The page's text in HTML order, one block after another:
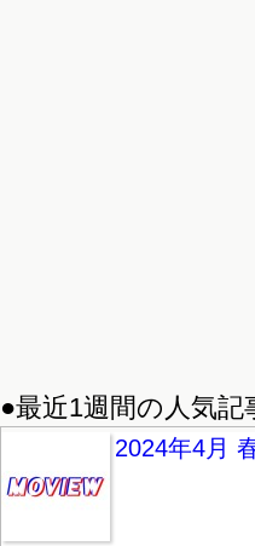
●最近1週間の人気記
2024年4月